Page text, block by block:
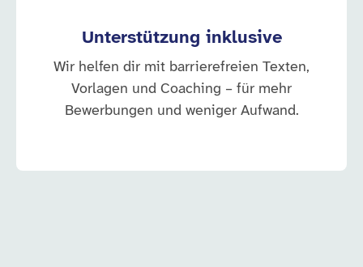
Unterstützung inklusive
Wir helfen dir mit barrierefreien Texten,
Vorlagen und Coaching – für mehr
Bewerbungen und weniger Aufwand.